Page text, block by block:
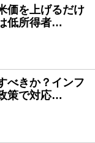
価を上げるだけ
低所得者…
べきか？インフ
策で対応…